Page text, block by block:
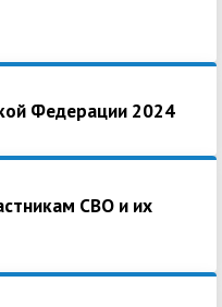
Федерации 2024
СВО и их